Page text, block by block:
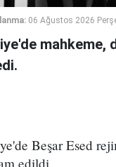
06 Ağustos 2026
mahkeme,
Beşar Esed
edildi.